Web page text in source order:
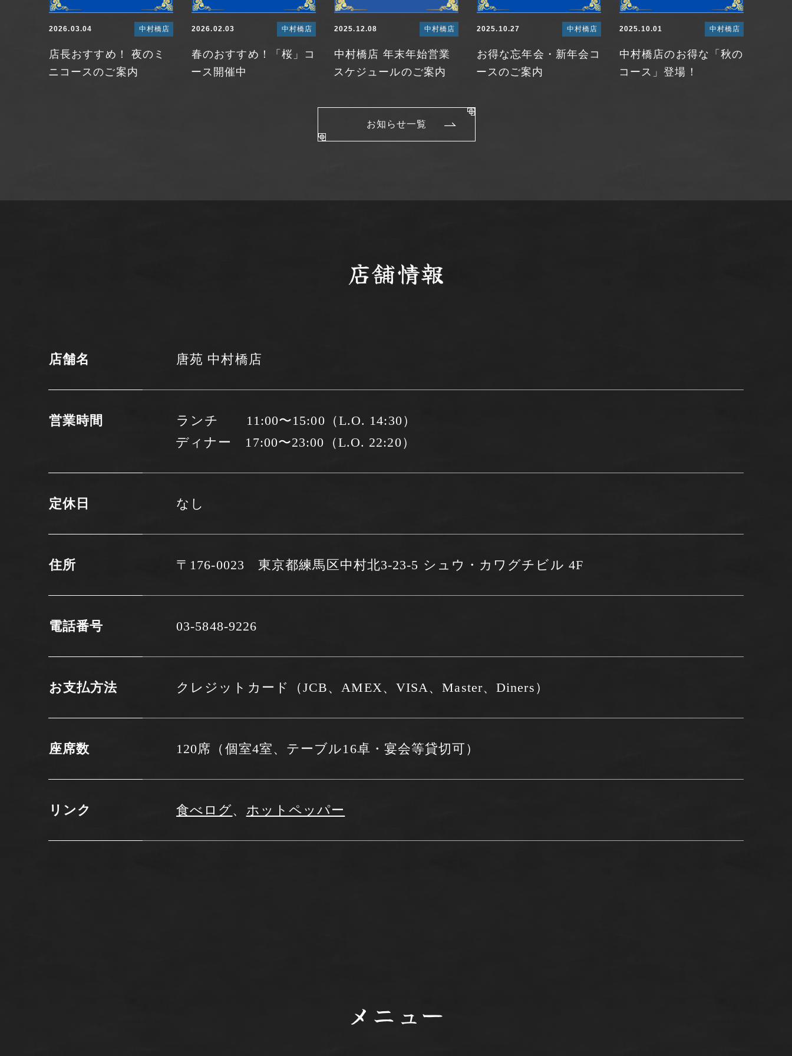
2026.03.04 中村橋店
店長おすすめ！ 夜のミ
ニコースのご案内
2026.02.03 中村橋店
春のおすすめ！「桜」コ
ース開催中
2025.12.08 中村橋店
中村橋店 年末年始営業
スケジュールのご案内
2025.10.27 中村橋店
お得な忘年会・新年会コ
ースのご案内
2025.10.01 中村橋店
中村橋店のお得な「秋の
コース」登場！
お知らせ一覧
店舗情報
店舗名 唐苑 中村橋店
営業時間
ランチ 11:00〜15:00（L.O. 14:30）
ディナー 17:00〜23:00（L.O. 22:20）
定休日 なし
住所 〒176-0023 東京都練馬区中村北3-23-5 シュウ・カワグチビル 4F
電話番号 03-5848-9226
お支払方法 クレジットカード（JCB、AMEX、VISA、Master、Diners）
座席数 120席（個室4室、テーブル16卓・宴会等貸切可）
リンク 食べログ、 ホットペッパー
メニュー